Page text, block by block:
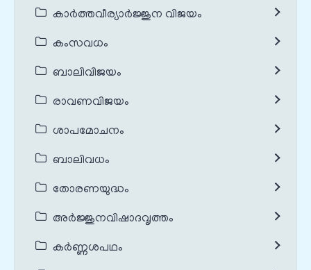
കാർത്തവീര്യാർജ്ജുന വിജയം
കംസവധം
ബാലിവിജയം
രാവണവിജയം
ശാപമോചനം
ബാലിവധം
തോരണയുദ്ധം
അർജ്ജുനവിഷാദവൃത്തം
കർണ്ണശപഥം